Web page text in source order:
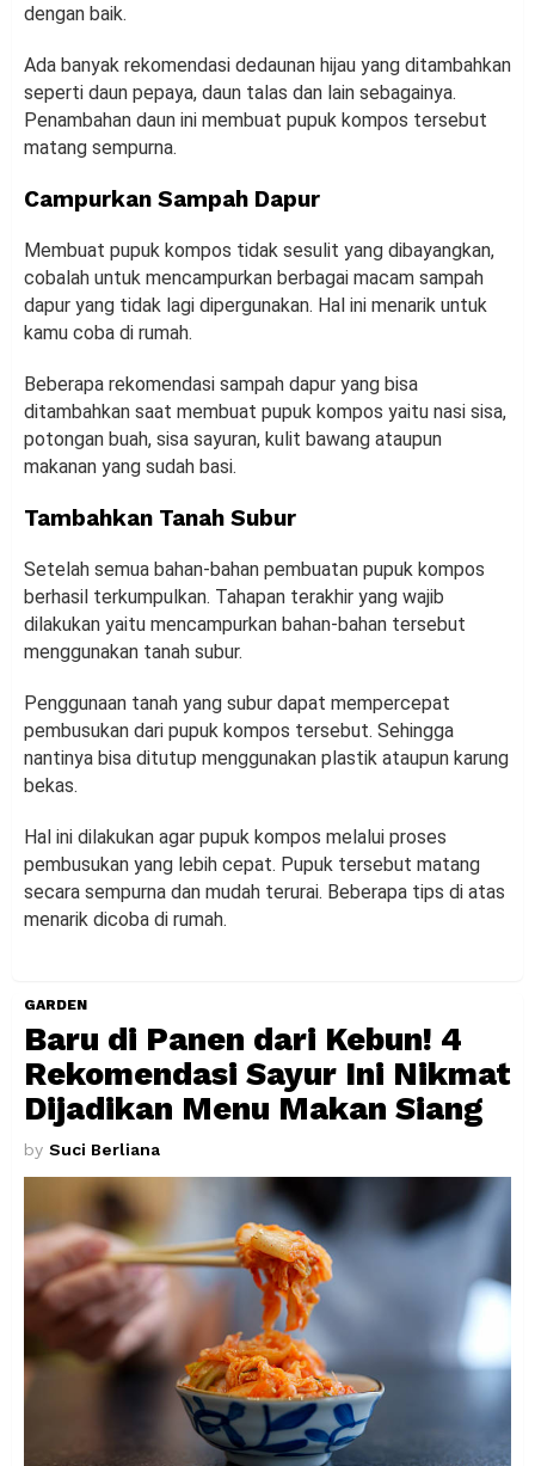
dengan baik.
Ada banyak rekomendasi dedaunan hijau yang ditambahkan
seperti daun pepaya, daun talas dan lain sebagainya.
Penambahan daun ini membuat pupuk kompos tersebut
matang sempurna.
Campurkan Sampah Dapur
Membuat pupuk kompos tidak sesulit yang dibayangkan,
cobalah untuk mencampurkan berbagai macam sampah
dapur yang tidak lagi dipergunakan. Hal ini menarik untuk
kamu coba di rumah.
Beberapa rekomendasi sampah dapur yang bisa
ditambahkan saat membuat pupuk kompos yaitu nasi sisa,
potongan buah, sisa sayuran, kulit bawang ataupun
makanan yang sudah basi.
Tambahkan Tanah Subur
Setelah semua bahan-bahan pembuatan pupuk kompos
berhasil terkumpulkan. Tahapan terakhir yang wajib
dilakukan yaitu mencampurkan bahan-bahan tersebut
menggunakan tanah subur.
Penggunaan tanah yang subur dapat mempercepat
pembusukan dari pupuk kompos tersebut. Sehingga
nantinya bisa ditutup menggunakan plastik ataupun karung
bekas.
Hal ini dilakukan agar pupuk kompos melalui proses
pembusukan yang lebih cepat. Pupuk tersebut matang
secara sempurna dan mudah terurai. Beberapa tips di atas
menarik dicoba di rumah.
GARDEN
Baru di Panen dari Kebun! 4
Rekomendasi Sayur Ini Nikmat
Dijadikan Menu Makan Siang
by Suci Berliana